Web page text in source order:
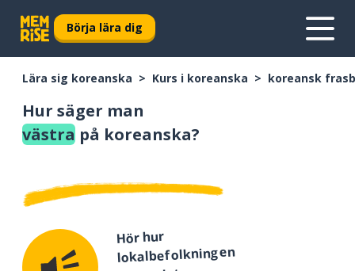
Börja lära dig
Lära sig koreanska Kurs i koreanska koreansk
Hur säger man
västra på koreanska?
Hör hur
lokalbefolkningen